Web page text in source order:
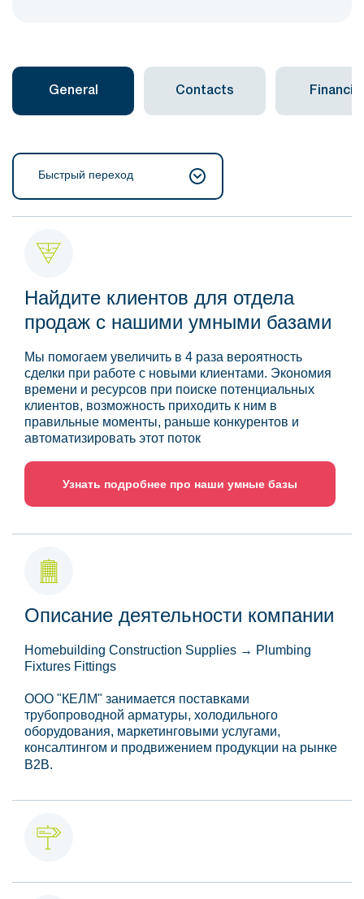
General Contacts Financial
Быстрый переход
Найдите клиентов для отдела
продаж с нашими умными базами
Мы помогаем увеличить в 4 раза вероятность
сделки при работе с новыми клиентами. Экономия
времени и ресурсов при поиске потенциальных
клиентов, возможность приходить к ним в
правильные моменты, раньше конкурентов и
автоматизировать этот поток
Узнать подробнее про наши умные базы
Описание деятельности компании
Homebuilding Construction Supplies → Plumbing
Fixtures Fittings
ООО "КЕЛМ" занимается поставками
трубопроводной арматуры, холодильного
оборудования, маркетинговыми услугами,
консалтингом и продвижением продукции на рынке
В2В.